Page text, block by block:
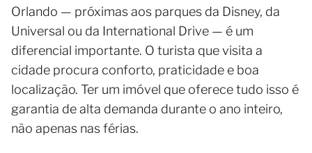
Orlando — próximas aos parques da Disney, da
Universal ou da International Drive — é um
diferencial importante. O turista que visita a
cidade procura conforto, praticidade e boa
localização. Ter um imóvel que oferece tudo isso é
garantia de alta demanda durante o ano inteiro,
não apenas nas férias.